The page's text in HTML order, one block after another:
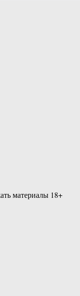
материалы 18+